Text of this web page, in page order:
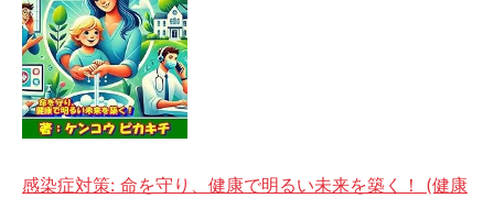
感染症対策: 命を守り、健康で明るい未来を築く！ (健康